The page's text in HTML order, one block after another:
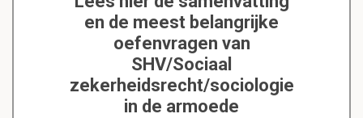
en de meest belangrijke
oefenvragen van
SHV/Sociaal
zekerheidsrecht/sociologie
in de armoede